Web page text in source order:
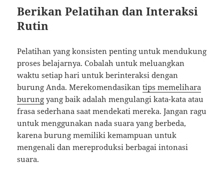
Berikan Pelatihan dan Interaksi
Rutin
Pelatihan yang konsisten penting untuk mendukung
proses belajarnya. Cobalah untuk meluangkan
waktu setiap hari untuk berinteraksi dengan
burung Anda. Merekomendasikantips memelihara
burung yang baik adalah mengulangi kata-kata atau
frasa sederhana saat mendekati mereka. Jangan ragu
untuk menggunakan nada suara yang berbeda,
karena burung memiliki kemampuan untuk
mengenali dan mereproduksi berbagai intonasi
suara.